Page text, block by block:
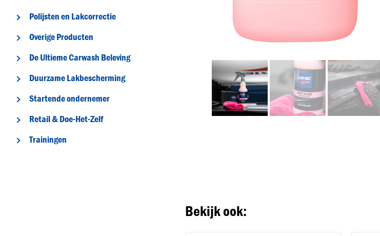
Polijsten en Lakcorrectie
Overige Producten
De Ultieme Carwash Beleving
Duurzame Lakbescherming
Startende ondernemer
Retail & Doe-Het-Zelf
Trainingen
Bekijk ook:
Toegevoegd aan winkelwagen